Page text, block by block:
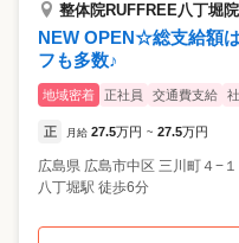
整体院RUFFREE八丁堀院
NEW OPEN☆総支給額
フも多数♪
地域密着 正社員 交通費支給
正 月給 27.5万円 ~ 27.5万円
広島県 広島市中区 三川町４−
八丁堀駅 徒歩6分